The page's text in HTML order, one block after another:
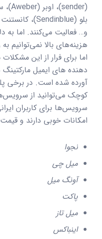
و… فعالیت می‌کنند. اما به
هزینه‌های بالا نمی‌توانیم
اما برای فرار از این
دهنده های ایمیل مارکتینگ
آورده شده است. در برخی
کوچک می‌توانید از
سرویس‌ها برای کاربران
امکانات خوبی دارند و
نجوا
میل چی
آونگ میل
پاکت
میل تاز
اینباکس